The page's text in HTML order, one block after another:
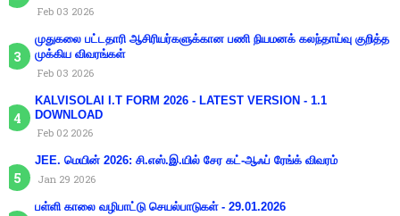
Feb 03 2026
முதுகலை பட்டதாரி ஆசிரியர்களுக்கான பணி நியமனக் கலந்தாய்வு குறித்த
முக்கிய விவரங்கள்
Feb 03 2026
KALVISOLAI I.T FORM 2026 - LATEST VERSION - 1.1
DOWNLOAD
Feb 02 2026
JEE. மெயின் 2026: சி.எஸ்.இ.யில் சேர கட்-ஆஃப் ரேங்க் விவரம்
Jan 29 2026
பள்ளி காலை வழிபாட்டு செயல்பாடுகள் - 29.01.2026